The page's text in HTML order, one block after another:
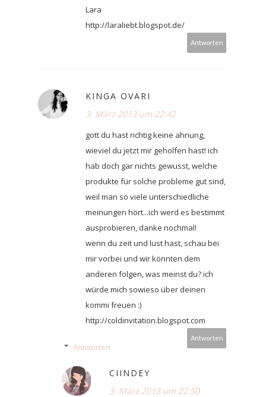
Lara
http://laraliebt.blogspot.de/
Antworten
KINGA OVARI
3. März 2013 um 22:42
gott du hast richtig keine ahnung,
wieviel du jetzt mir geholfen hast! ich
hab doch gar nichts gewusst, welche
produkte für solche probleme gut sind,
weil man so viele unterschiedliche
meinungen hört...ich werd es bestimmt
ausprobieren, danke nochmal!
wenn du zeit und lust hast, schau bei
mir vorbei und wir könnten dem
anderen folgen, was meinst du? ich
würde mich sowieso über deinen
kommi freuen :)
http://coldinvitation.blogspot.com
Antworten
Antworten
CIINDEY
3. März 2013 um 22:50